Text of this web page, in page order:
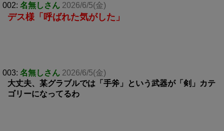
002: 名無しさん 2026/6/5(金)
デス様「呼ばれた気がした」
003: 名無しさん 2026/6/5(金)
大丈夫、某グラブルでは「手斧」という武器が「剣」カテ
ゴリーになってるわ